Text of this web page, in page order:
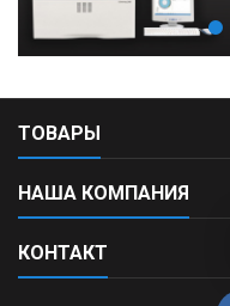
ТОВАРЫ
НАША КОМПАНИЯ
КОНТАКТ